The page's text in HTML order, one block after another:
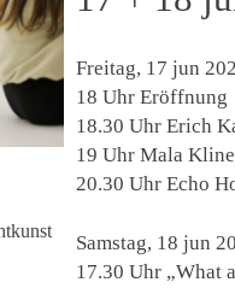
Freitag, 17 jun
18 Uhr Eröffnung
18.30 Uhr Erich
19 Uhr Mala
20.30 Uhr Echo
Samstag, 18 jun
17.30 Uhr „What